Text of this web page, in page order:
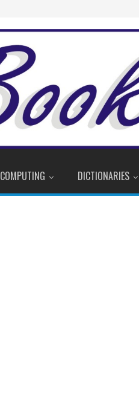
COMPUTING DICTIONARIES